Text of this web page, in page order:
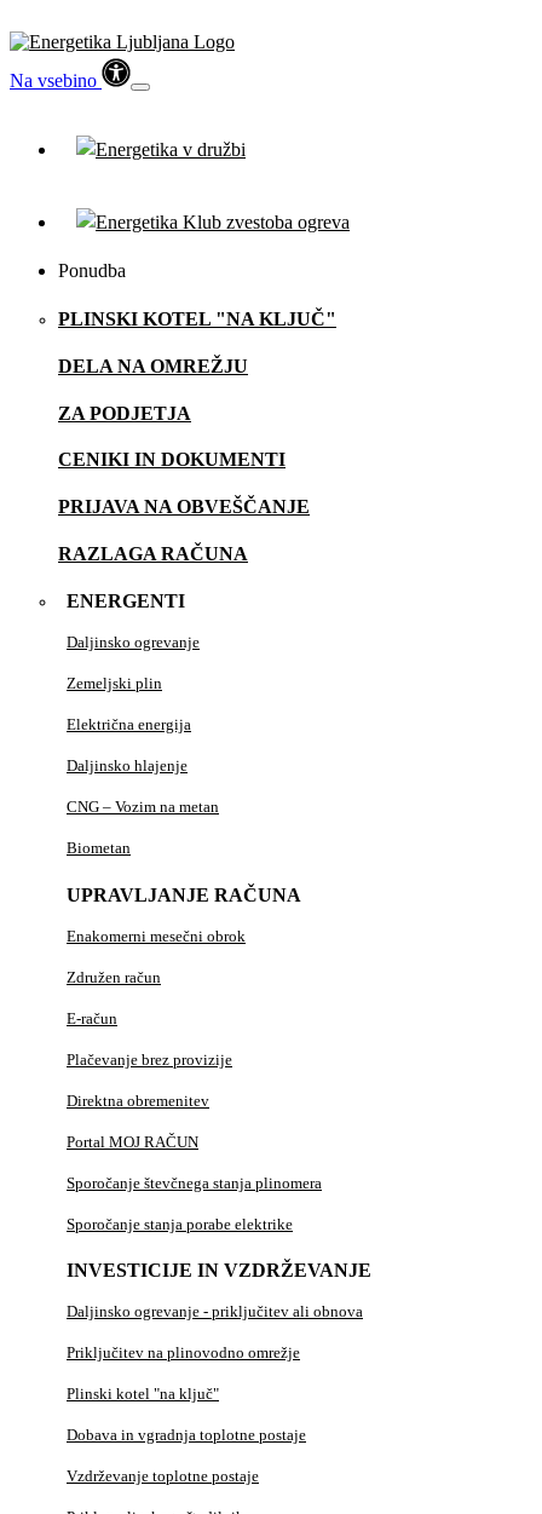
Na vsebino
Ponudba
PLINSKI KOTEL "NA KLJUČ"
DELA NA OMREŽJU
ZA PODJETJA
CENIKI IN DOKUMENTI
PRIJAVA NA OBVEŠČANJE
RAZLAGA RAČUNA
ENERGENTI
Daljinsko ogrevanje
Zemeljski plin
Električna energija
Daljinsko hlajenje
CNG – Vozim na metan
Biometan
UPRAVLJANJE RAČUNA
Enakomerni mesečni obrok
Združen račun
E-račun
Plačevanje brez provizije
Direktna obremenitev
Portal MOJ RAČUN
Sporočanje števčnega stanja plinomera
Sporočanje stanja porabe elektrike
INVESTICIJE IN VZDRŽEVANJE
Daljinsko ogrevanje - priključitev ali obnova
Priključitev na plinovodno omrežje
Plinski kotel "na ključ"
Dobava in vgradnja toplotne postaje
Vzdrževanje toplotne postaje